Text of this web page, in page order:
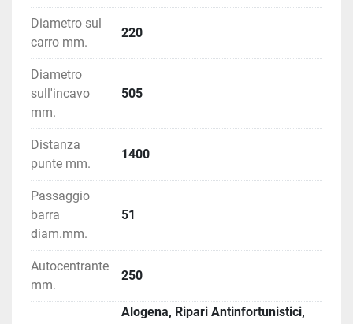
Diametro sul
carro mm.
220
Diametro
sull'incavo
mm.
505
Distanza
punte mm.
1400
Passaggio
barra
diam.mm.
51
Autocentrante
mm.
250
Alogena, Ripari Antinfortunistici,